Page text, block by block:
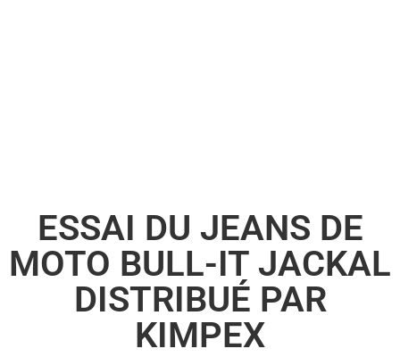
ESSAI DU JEANS DE
MOTO BULL-IT JACKAL
DISTRIBUÉ PAR
KIMPEX